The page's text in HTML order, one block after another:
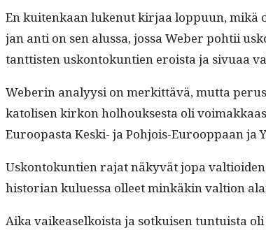
En kuitenkaan lukenut kir­jaa lop­pu­un,
jan anti on sen alus­sa, jos­sa Weber pohtii
tant­tis­ten uskon­tokun­tien eroista ja sivuaa
Weberin ana­lyysi on merkit­tävä, mut­ta
katolisen kirkon hol­houk­ses­ta oli
Euroopas­ta Kes­ki- ja Pohjois-Euroop­paan ja
Uskon­tokun­tien rajat näkyvät jopa
his­to­ri­an kulues­sa olleet minkäkin val­tion
Aika vaikeaselkoista ja sotkuisen tun­tu­ista